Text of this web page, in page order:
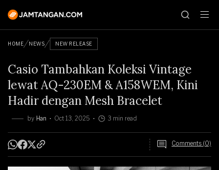
HOME NEWS NEW RELEASE
Casio Tambahkan Koleksi Vintage
lewat AQ-230EM & A158WEM, Kini
Hadir dengan Mesh Bracelet
by Han Oct 13, 2025 3 min read
Comments (0)